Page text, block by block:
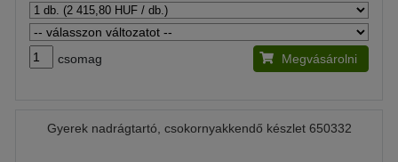
csomag Megvásárolni
Gyerek nadrágtartó, csokornyakkendő készlet 650332